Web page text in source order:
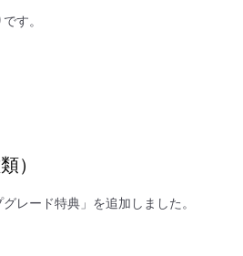
す。
）
レード特典」を追加しました。